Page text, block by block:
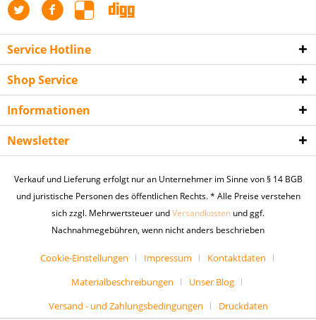
Service Hotline
Shop Service
Informationen
Newsletter
Verkauf und Lieferung erfolgt nur an Unternehmer im Sinne von § 14 BGB
und juristische Personen des öffentlichen Rechts. * Alle Preise verstehen
sich zzgl. Mehrwertsteuer undVersandkosten und ggf.
Nachnahmegebühren, wenn nicht anders beschrieben
Cookie-Einstellungen Impressum
Kontaktdaten
Materialbeschreibungen
Unser Blog
Versand - und Zahlungsbedingungen
Druckdaten